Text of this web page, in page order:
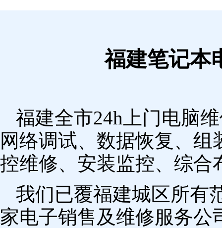
福建笔记本
福建全市24h上门电脑
网络调试、数据恢复、
控维修、安装监控、综合
我们已覆福建城区所有
家电子销售及维修服务公